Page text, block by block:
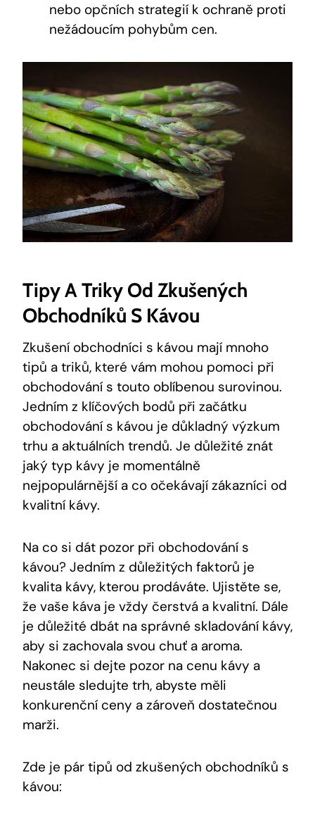
nebo opčních strategií k ochraně proti
nežádoucím pohybům cen.
Tipy A Triky Od Zkušených
Obchodníků S Kávou
Zkušení obchodníci s kávou mají mnoho
tipů a triků, které vám mohou pomoci při
obchodování s touto oblíbenou surovinou.
Jedním z klíčových bodů při začátku
obchodování s kávou je důkladný výzkum
trhu a aktuálních trendů. Je důležité znát
jaký typ kávy je momentálně
nejpopulárnější a co očekávají zákazníci od
kvalitní kávy.
Na co si dát pozor při obchodování s
kávou? Jedním z důležitých faktorů je
kvalita kávy, kterou prodáváte. Ujistěte se,
že vaše káva je vždy čerstvá a kvalitní. Dále
je důležité dbát na správné skladování kávy,
aby si zachovala svou chuť a aroma.
Nakonec si dejte pozor na cenu kávy a
neustále sledujte trh, abyste měli
konkurenční ceny a zároveň dostatečnou
marži.
Zde je pár tipů od zkušených obchodníků s
kávou: